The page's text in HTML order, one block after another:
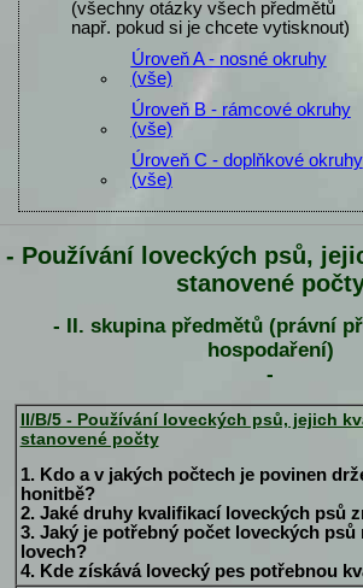
(všechny otázky všech předmětů
např. pokud si je chcete vytisknout)
Úroveň A - nosné okruhy
(vše)
Úroveň B - rámcové okruhy
(vše)
Úroveň C - doplňkové okruhy
(vše)
- Používání loveckých psů,
stanovené
- II. skupina předmětů (právní
hospodaření)
-
II/B/5 - Používání loveckých psů, jejich
stanovené počty
1. Kdo a v jakých počtech je povinen
honitbě?
2. Jaké druhy kvalifikací loveckých psů
3. Jaký je potřebný počet loveckých psů
lovech?
4. Kde získává lovecký pes potřebnou